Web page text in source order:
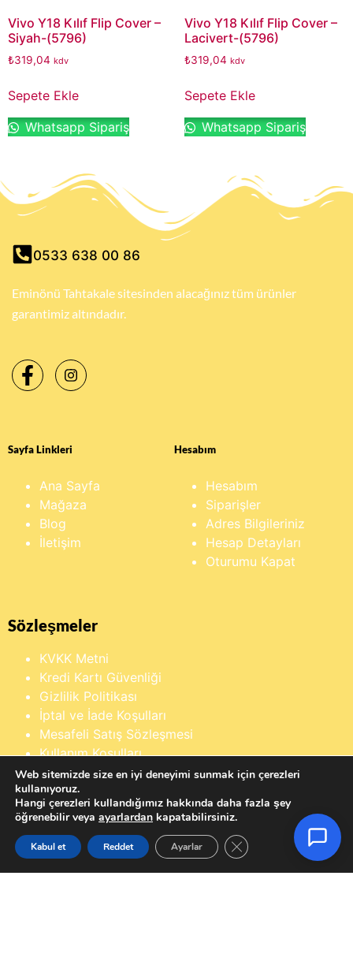
Vivo Y18 Kılıf Flip Cover –
Siyah-(5796)
₺319,04 kdv
Sepete Ekle
Whatsapp Sipariş
Vivo Y18 Kılıf Flip Cover –
Lacivert-(5796)
₺319,04 kdv
Sepete Ekle
Whatsapp Sipariş
0533 638 00 86
Eminönü Tahtakale sitesinden alacağınız tüm ürünler
garantimiz altındadır.
Sayfa Linkleri
Ana Sayfa
Mağaza
Blog
İletişim
Hesabım
Hesabım
Siparişler
Adres Bilgileriniz
Hesap Detayları
Oturumu Kapat
Sözleşmeler
KVKK Metni
Kredi Kartı Güvenliği
Gizlilik Politikası
İptal ve İade Koşulları
Mesafeli Satış Sözleşmesi
Kullanım Koşulları
Üyelik Sözleşmesi
Tüketici Yasası
Anasayfa Hesabım Sipariş Takip Sepet
Buraya yazarak dilediğin ürünü anında
bulabilirsin
Web sitemizde size en iyi deneyimi sunmak için çerezleri
kullanıyoruz.
Hangi çerezleri kullandığımız hakkında daha fazla şey
öğrenebilir veya ayarlardan kapatabilirsiniz.
Kabul et Reddet Ayarlar GDPR çerez şeridini